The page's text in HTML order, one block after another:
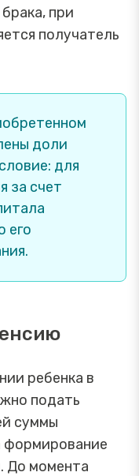
при
получатель
доли
для
за счет
его
ребенка в
подать
суммы
формирование
До момента